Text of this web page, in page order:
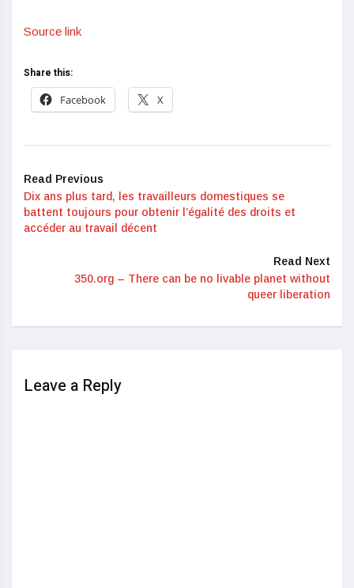
Source link
Share this:
Facebook
X
Read Previous
Dix ans plus tard, les travailleurs domestiques se
battent toujours pour obtenir l’égalité des droits et
accéder au travail décent
Read Next
350.org – There can be no livable planet without
queer liberation
Leave a Reply